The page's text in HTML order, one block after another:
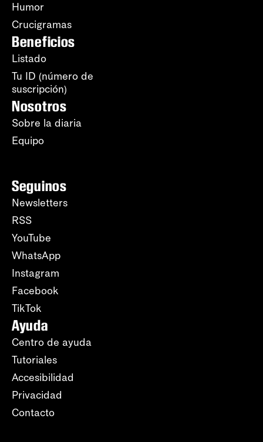
Humor
Crucigramas
Beneficios
Listado
Tu ID (número de
suscripción)
Nosotros
Sobre la diaria
Equipo
Seguinos
Newsletters
RSS
YouTube
WhatsApp
Instagram
Facebook
TikTok
Ayuda
Centro de ayuda
Tutoriales
Accesibilidad
Privacidad
Contacto